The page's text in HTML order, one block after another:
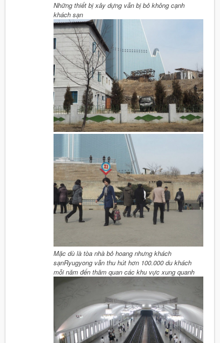
Những thiết bị xây dựng vẫn bị bỏ không cạnh
khách sạn
Mặc dù là tòa nhà bỏ hoang nhưng khách
sạnRyugyong vẫn thu hút hơn 100.000 du khách
mỗi năm đến thăm quan các khu vực xung quanh